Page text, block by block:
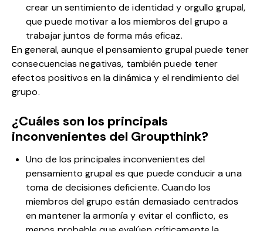
crear un sentimiento de identidad y orgullo grupal,
que puede motivar a los miembros del grupo a
trabajar juntos de forma más eficaz.
En general, aunque el pensamiento grupal puede tener
consecuencias negativas, también puede tener
efectos positivos en la dinámica y el rendimiento del
grupo.
¿Cuáles son los principals
inconvenientes del Groupthink?
Uno de los principales inconvenientes del
pensamiento grupal es que puede conducir a una
toma de decisiones deficiente. Cuando los
miembros del grupo están demasiado centrados
en mantener la armonía y evitar el conflicto, es